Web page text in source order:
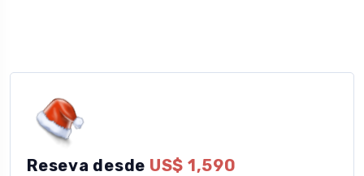
Reseva desde US$ 1,590